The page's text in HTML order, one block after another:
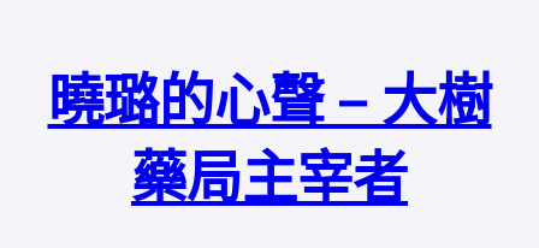
曉璐的心聲 – 大樹
藥局主宰者